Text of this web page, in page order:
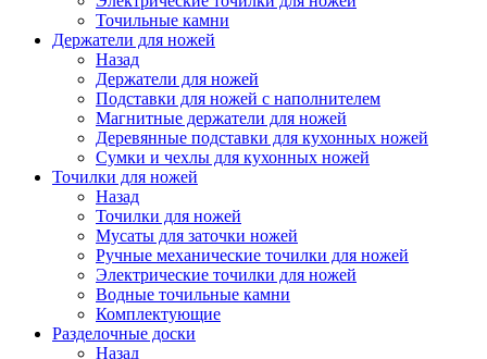
Точильные камни
Держатели для ножей
Назад
Держатели для ножей
Подставки для ножей с наполнителем
Магнитные держатели для ножей
Деревянные подставки для кухонных ножей
Сумки и чехлы для кухонных ножей
Точилки для ножей
Назад
Точилки для ножей
Мусаты для заточки ножей
Ручные механические точилки для ножей
Электрические точилки для ножей
Водные точильные камни
Комплектующие
Разделочные доски
Назад